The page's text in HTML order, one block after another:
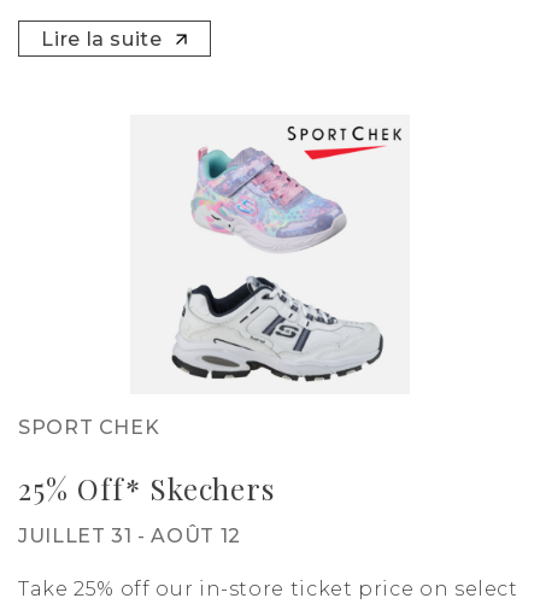
Lire la suite
SPORT CHEK
25% Off* Skechers
JUILLET 31 - AOÛT 12
Take 25% off our in-store ticket price on select